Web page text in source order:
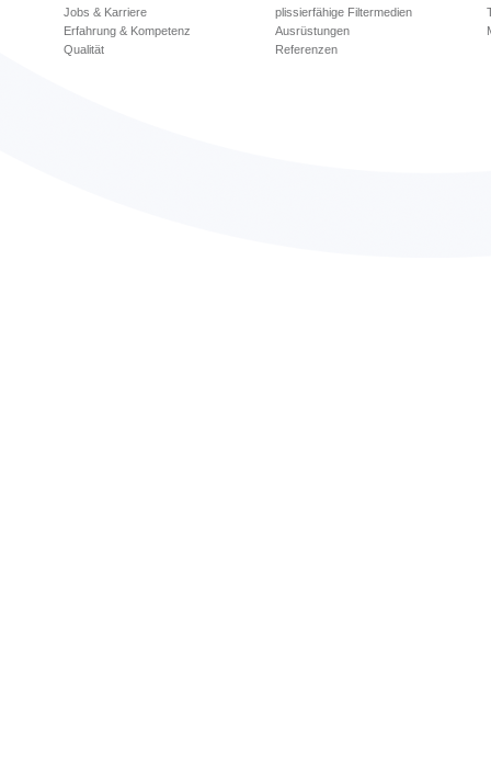
Jobs & Karriere
Erfahrung & Kompetenz
Qualität
plissierfähige Filtermedien
Ausrüstungen
Referenzen